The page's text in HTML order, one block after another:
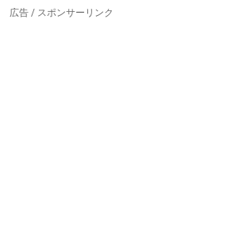
広告 / スポンサーリンク